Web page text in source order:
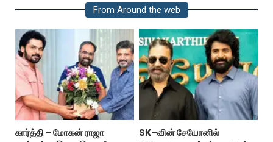
From Around the web
கார்த்தி - மோகன் ராஜா
SK-வின் சேயோனில்